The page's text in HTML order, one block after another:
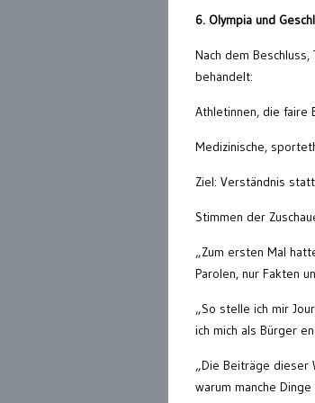
6. Olympia und
Nach dem
behandelt:
Athletinnen, die faire
Medizinische,
Ziel: Verständnis
Stimmen der
„Zum ersten Mal
Parolen, nur Fakten
„So stelle ich mir
ich mich als Bürger
„Die Beiträge dieser
warum manche